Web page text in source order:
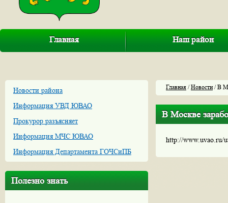
Главная Наш район
Новости района
Информация УВД ЮВАО
Прокурор разъясняет
Информация МЧС ЮВАО
Информация Департамента ГОЧСиПБ
Полезно знать
Главная /Новости/ В
В Москве
http://www.uvao.ru/